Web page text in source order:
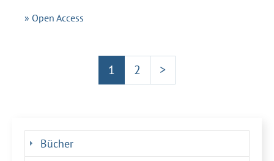
» Open Access
1 2 >
Bücher